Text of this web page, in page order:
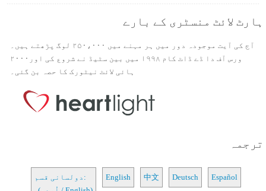
ہارٹ لائٹ منسٹری کے بارے
آج کی آیت موجودہ دور میں ہر مہنے میں ۲۵۰،۰۰۰ لوگ پڑھتے ہیں۔
ورس آف دا ڈے ڈاٹ کام ۱۹۹۸ میں بین سٹیڈ نے شروع کی اور۲۰۰۰
ہائی لائٹ نیٹورک کا حصہ بن گئی۔
ترجمہ
دولسانی قسم:
English 中文 Deutsch Español